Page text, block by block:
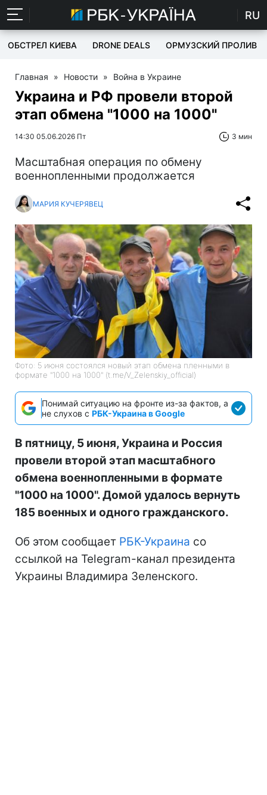
RU
ОБСТРЕЛ КИЕВА DRONE DEALS ОРМУЗСКИЙ ПРОЛИВ
Главная » Новости » Война в Украине
Украина и РФ провели второй
этап обмена "1000 на 1000"
14:30 05.06.2026 Пт 3 мин
Масштабная операция по обмену
военнопленными продолжается
МАРИЯ КУЧЕРЯВЕЦ
Фото: 5 июня состоялся новый этап обмена пленными в
формате "1000 на 1000" (t.me/V_Zelenskiy_official)
Понимай ситуацию на фронте из-за фактов, а
не слухов с РБК-Украина в Google
В пятницу, 5 июня, Украина и Россия
провели второй этап масштабного
обмена военнопленными в формате
"1000 на 1000". Домой удалось вернуть
185 военных и одного гражданского.
Об этом сообщает РБК-Украина со
ссылкой на Telegram-канал президента
Украины Владимира Зеленского.